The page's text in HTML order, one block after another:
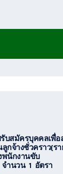
บสมัครบุคคลเพื่
ลูกจ้างชั่วคราว(ร
พนักงานขับ
ำนวน 1 อัตรา